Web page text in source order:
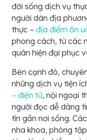
đời sống dịch vụ
người dân địa
thực – địa điểm ăn
phong cách, từ các
quán hiện đại phục
Bên cạnh đó,
những dịch vụ tiện
– điện tử, nội ngoại
người đọc dễ dàng
tín gần nơi sống.
nha khoa, phòng